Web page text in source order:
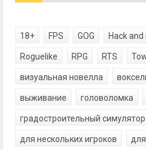
18+ FPS GOG Hack and
Roguelike RPG RTS
визуальная новелла
выживание головоломка
градостроительный симулятор
для нескольких игроков